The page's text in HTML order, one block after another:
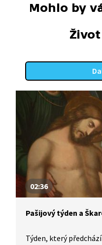
Mohlo by
Život
02:36
Pašijový týden a
Týden, který